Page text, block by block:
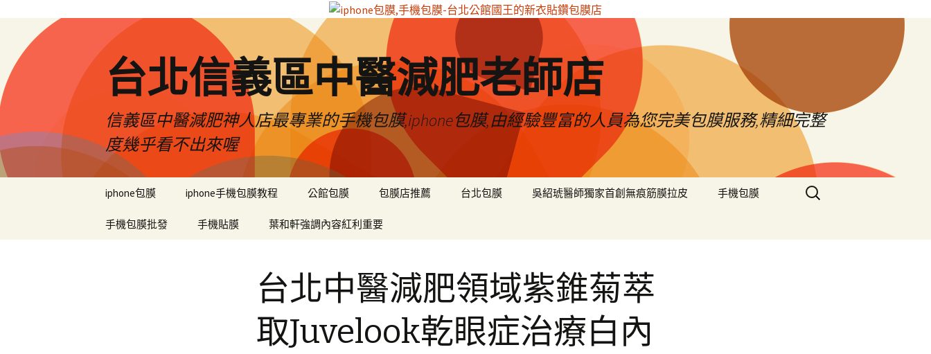
台北信義區中醫減肥老師店
信義區中醫減肥神人店最專業的手機包膜,iphone包膜,由經驗豐富的人員為您完美包膜服務,精細完整
度幾乎看不出來喔
iphone包膜 iphone手機包膜教程 公館包膜 包膜店推薦 台北包膜 吳紹琥醫師獨家首創無痕筋膜拉皮 手機包膜
手機包膜批發 手機貼膜 葉和軒強調內容紅利重要
搜
尋
台北中醫減肥領域紫錐菊萃
取Juvelook乾眼症治療白內